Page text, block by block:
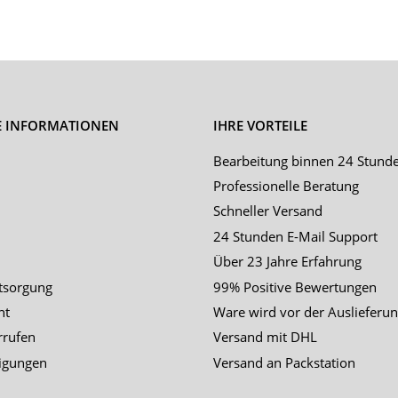
INFORMATIONEN
IHRE VORTEILE
Bearbeitung binnen 24
Professionelle Beratung
Schneller Versand
24 Stunden E-Mail Support
Über 23 Jahre Erfahrung
99% Positive Bewertungen
Ware wird vor der
Versand mit DHL
Versand an Packstation